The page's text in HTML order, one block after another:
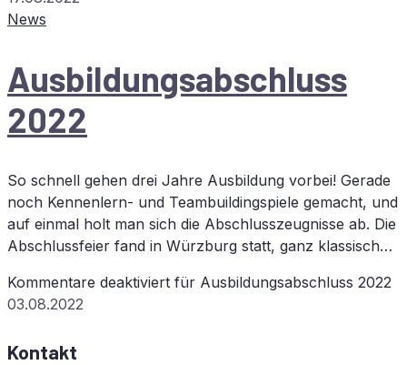
News
Aus­bil­dungs­ab­schluss
2022
So schnell gehen drei Jahre Ausbildung vorbei! Gerade
noch Kennenlern- und Teambuildingspiele gemacht, und
auf einmal holt man sich die Abschlusszeugnisse ab. Die
Abschlussfeier fand in Würzburg statt, ganz klassisch…
Kommentare deaktiviert für Aus­bil­dungs­ab­schluss 2022
03.08.2022
Kontakt